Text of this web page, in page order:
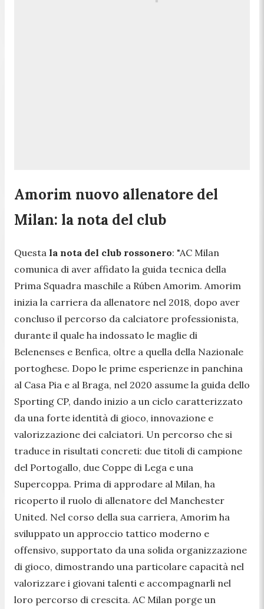
Amorim nuovo allenatore del
Milan: la nota del club
Questa la nota del club rossonero: "AC Milan
comunica di aver affidato la guida tecnica della
Prima Squadra maschile a Rúben Amorim. Amorim
inizia la carriera da allenatore nel 2018, dopo aver
concluso il percorso da calciatore professionista,
durante il quale ha indossato le maglie di
Belenenses e Benfica, oltre a quella della Nazionale
portoghese. Dopo le prime esperienze in panchina
al Casa Pia e al Braga, nel 2020 assume la guida dello
Sporting CP, dando inizio a un ciclo caratterizzato
da una forte identità di gioco, innovazione e
valorizzazione dei calciatori. Un percorso che si
traduce in risultati concreti: due titoli di campione
del Portogallo, due Coppe di Lega e una
Supercoppa. Prima di approdare al Milan, ha
ricoperto il ruolo di allenatore del Manchester
United. Nel corso della sua carriera, Amorim ha
sviluppato un approccio tattico moderno e
offensivo, supportato da una solida organizzazione
di gioco, dimostrando una particolare capacità nel
valorizzare i giovani talenti e accompagnarli nel
loro percorso di crescita. AC Milan porge un